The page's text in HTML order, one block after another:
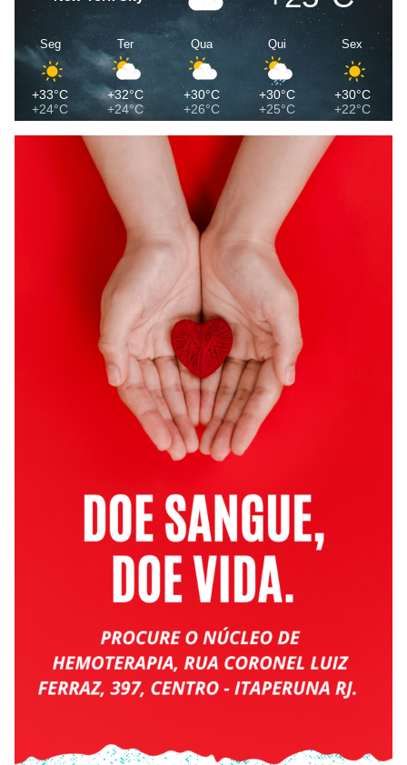
Seg
+33°C
+24°C
Ter
+32°C
+24°C
Qua
+30°C
+26°C
Qui
+30°C
+25°C
Sex
+30°C
+22°C